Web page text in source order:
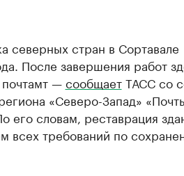
северных стран в Сортавале
После завершения работ
почтамт —сообщаетТАСС со
«Северо-Запад»
его словам, реставрация
всех требований по